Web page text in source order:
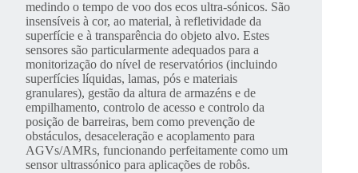
medindo o tempo de voo dos ecos ultra-sónicos. São
insensíveis à cor, ao material, à refletividade da
superfície e à transparência do objeto alvo. Estes
sensores são particularmente adequados para a
monitorização do nível de reservatórios (incluindo
superfícies líquidas, lamas, pós e materiais
granulares), gestão da altura de armazéns e de
empilhamento, controlo de acesso e controlo da
posição de barreiras, bem como prevenção de
obstáculos, desaceleração e acoplamento para
AGVs/AMRs, funcionando perfeitamente como um
sensor ultrassónico para aplicações de robôs.